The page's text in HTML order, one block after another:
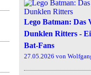
Lego Batman: Das
Dunklen Ritters -
Bat-Fans
27.05.2026 von